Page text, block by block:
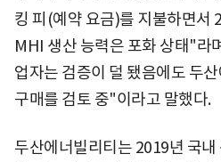
킹 피(예약 요금)를 지불하면서
MHI 생산 능력은 포화 상태"라
업자는 검증이 덜 됐음에도 두
구매를 검토 중"이라고 말했다.
두산에너빌리티는 2019년 국내